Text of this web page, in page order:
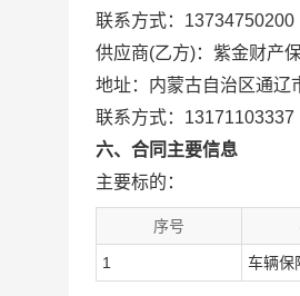
联系方式：13734750200
供应商(乙方)：紫金财产
地址：内蒙古自治区通辽
联系方式：13171103337
六、合同主要信息
主要标的：
序号
1 车辆保